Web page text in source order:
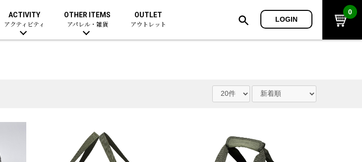
ACTIVITY
アクティビティ
OTHER ITEMS
アパレル・雑貨
OUTLET
アウトレット
LOGIN
0